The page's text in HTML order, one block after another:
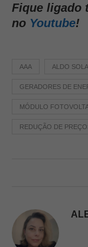
Fique ligado
no Youtube!
AAA ALDO
GERADORES DE
MÓDULO
REDUÇÃO DE